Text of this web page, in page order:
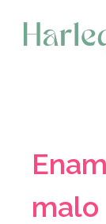
contenido
malo